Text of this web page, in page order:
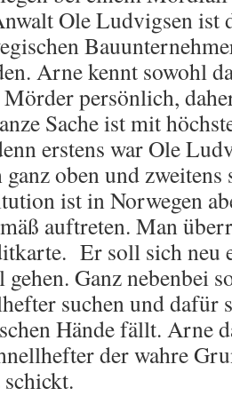
Ole Ludvigsen
Arne kennt sowohl
persönlich,
Sache ist mit
erstens war Ole
ganz oben und
ist in Norwegen
auftreten. Man
Er soll sich neu
Ganz nebenbei
suchen und dafür
Hände fällt. Arne
der wahre